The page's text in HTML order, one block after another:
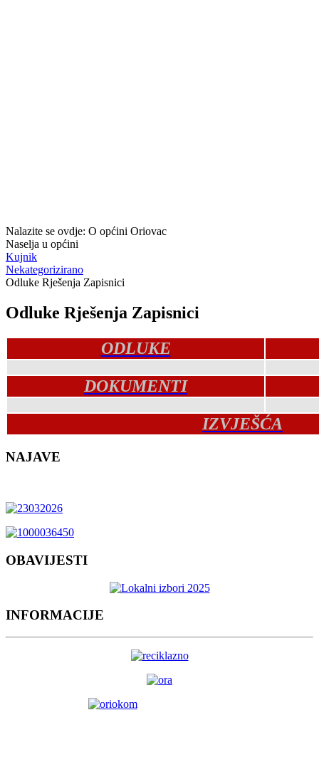
Nalazite se ovdje: O općini Oriovac
Naselja u općini
Kujnik
Nekategorizirano
Odluke Rješenja Zapisnici
Odluke Rješenja Zapisnici
ODLUKE
DOKUMENTI
IZVJEŠĆA
NAJAVE
OBAVIJESTI
INFORMACIJE